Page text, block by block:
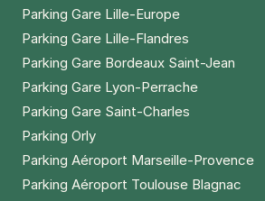
Parking Gare Lille-Europe
Parking Gare Lille-Flandres
Parking Gare Bordeaux Saint-Jean
Parking Gare Lyon-Perrache
Parking Gare Saint-Charles
Parking Orly
Parking Aéroport Marseille-Provence
Parking Aéroport Toulouse Blagnac